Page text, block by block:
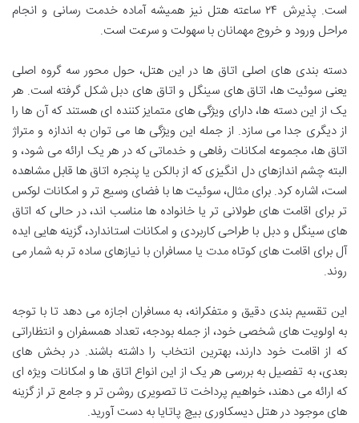
است. پذیرش ۲۴ ساعته هتل نیز همیشه آماده خدمت رسانی و انجام
مراحل ورود و خروج مهمانان با سهولت و سرعت است.
دسته بندی های اصلی اتاق ها در این هتل، حول محور سه گروه اصلی
یعنی سوئیت ها، اتاق های سینگل و اتاق های دبل شکل گرفته است. هر
یک از این دسته ها، دارای ویژگی های متمایز کننده ای هستند که آن ها را
از دیگری جدا می سازد. از جمله این ویژگی ها می توان به اندازه و متراژ
اتاق ها، مجموعه امکانات رفاهی و خدماتی که در هر یک ارائه می شود، و
البته چشم اندازهای دل انگیزی که از بالکن یا پنجره اتاق ها قابل مشاهده
است، اشاره کرد. برای مثال، سوئیت ها با فضای وسیع تر و امکانات لوکس
تر برای اقامت های طولانی تر یا خانواده ها مناسب اند، در حالی که اتاق
های سینگل و دبل با طراحی کاربردی و امکانات استاندارد، گزینه هایی ایده
آل برای اقامت های کوتاه مدت یا مسافران با نیازهای ساده تر به شمار می
روند.
این تقسیم بندی دقیق و متفکرانه، به مسافران اجازه می دهد تا با توجه
به اولویت های شخصی خود، از جمله بودجه، تعداد همسفران و انتظاراتی
که از اقامت خود دارند، بهترین انتخاب را داشته باشند. در بخش های
بعدی، به تفصیل به بررسی هر یک از این انواع اتاق ها و امکانات ویژه ای
که ارائه می دهند، خواهیم پرداخت تا تصویری روشن تر و جامع تر از گزینه
های موجود در هتل دیسکاوری بیچ پاتایا به دست آورید.